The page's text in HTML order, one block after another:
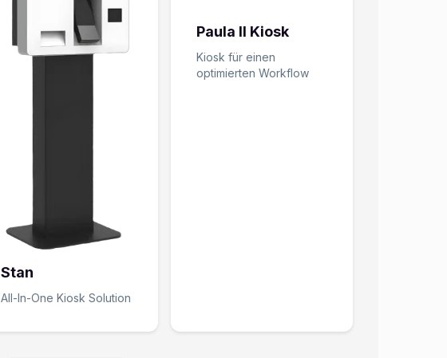
Stan
All-In-One Kiosk Solution
Paula II Kiosk
Kiosk für einen
optimierten Workflow